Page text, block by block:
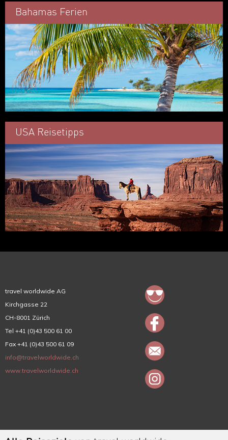
Bahamas Ferien
USA Reisetipps
travel worldwide AG
Kirchgasse 22
CH-8001 Zürich
Tel +41 (0)43 500 61 00
Fax +41 (0)43 500 61 09
info@travelworldwide.ch
www.travelworldwide.ch